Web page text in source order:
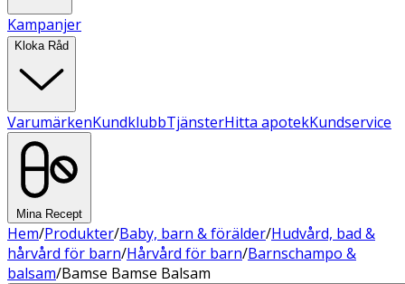
Kampanjer
Kloka Råd
VarumärkenKundklubbTjänsterHitta apotekKundservice
Mina Recept
Hem/Produkter/Baby, barn & förälder/Hudvård, bad &
hårvård för barn/Hårvård för barn/Barnschampo &
balsam/Bamse Bamse Balsam